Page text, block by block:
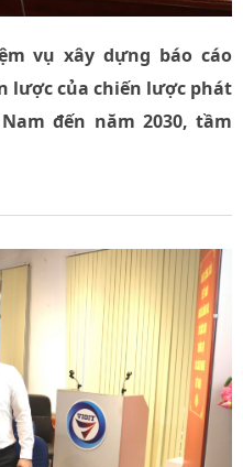
vụ xây dựng báo cáo
lược của chiến lược phát
đến năm 2030, tầm